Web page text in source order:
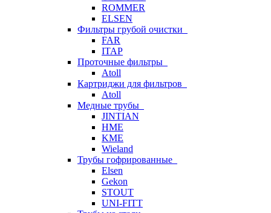
ROMMER
ELSEN
Фильтры грубой очистки
FAR
ITAP
Проточные фильтры
Atoll
Картриджи для фильтров
Atoll
Медные трубы
JINTIAN
HME
KME
Wieland
Трубы гофрированные
Elsen
Gekon
STOUT
UNI-FITT